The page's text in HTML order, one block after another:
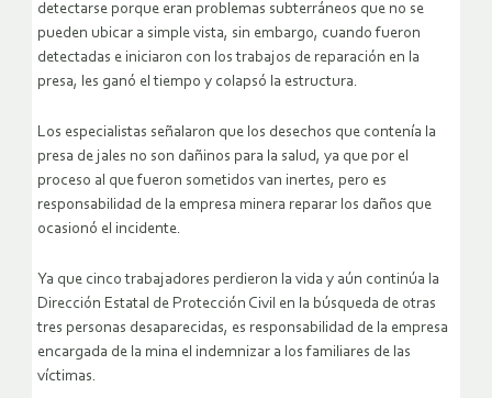
detectarse porque eran problemas subterráneos que no se
pueden ubicar a simple vista, sin embargo, cuando fueron
detectadas e iniciaron con los trabajos de reparación en la
presa, les ganó el tiempo y colapsó la estructura.
Los especialistas señalaron que los desechos que contenía la
presa de jales no son dañinos para la salud, ya que por el
proceso al que fueron sometidos van inertes, pero es
responsabilidad de la empresa minera reparar los daños que
ocasionó el incidente.
Ya que cinco trabajadores perdieron la vida y aún continúa la
Dirección Estatal de Protección Civil en la búsqueda de otras
tres personas desaparecidas, es responsabilidad de la empresa
encargada de la mina el indemnizar a los familiares de las
víctimas.